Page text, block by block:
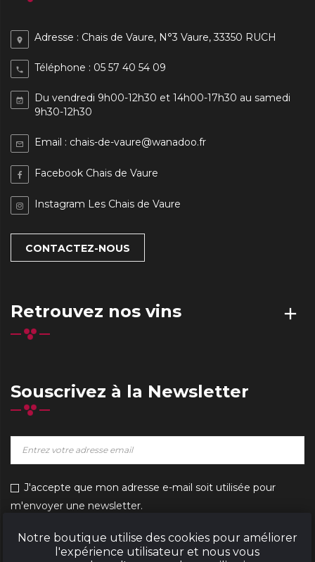
Notre boutique utilise des cookies pour améliorer
l'expérience utilisateur et nous vous
place Adresse : Chais de Vaure, N°3 Vaure, 33350 RUCH
phone Téléphone : 05 57 40 54 09
event_available Du vendredi 9h00-12h30 et 14h00-17h30 au samedi
9h30-12h30
mail_outline Email : chais-de-vaure@wanadoo.fr
Facebook Chais de Vaure
Instagram Les Chais de Vaure
Retrouvez nos vins add
Souscrivez à la Newsletter
J'accepte que mon adresse e-mail soit utilisée pour
m'envoyer une newsletter.